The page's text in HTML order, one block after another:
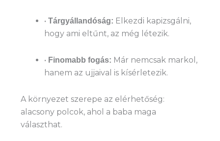
• Tárgyállandóság: Elkezdi kapizsgálni,
hogy ami eltűnt, az még létezik.
• Finomabb fogás: Már nemcsak markol,
hanem az ujjaival is kísérletezik.
A környezet szerepe az elérhetőség:
alacsony polcok, ahol a baba maga
választhat.